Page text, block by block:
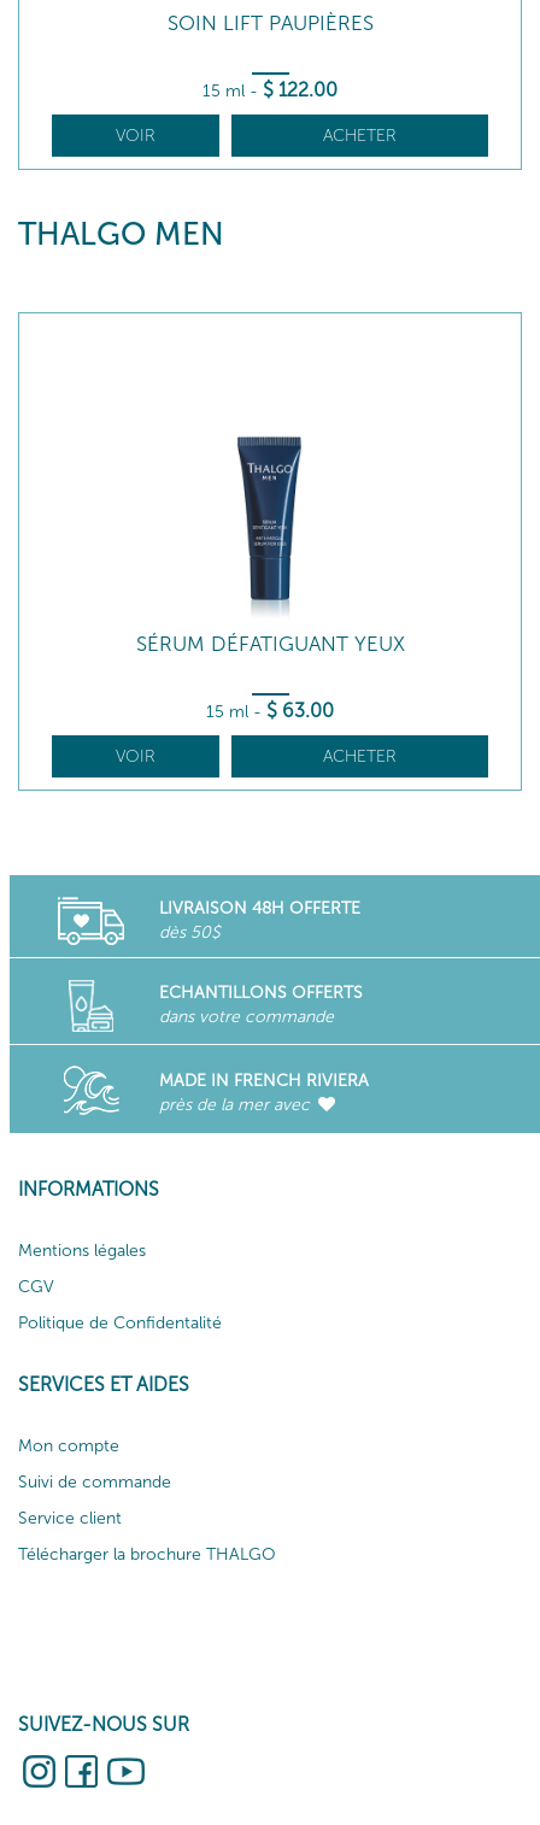
SOIN LIFT PAUPIÈRES
15 ml - $ 122.00
VOIR ACHETER
THALGO MEN
SÉRUM DÉFATIGUANT YEUX
15 ml - $ 63.00
VOIR ACHETER
LIVRAISON 48H OFFERTE
dès 50$
ECHANTILLONS OFFERTS
dans votre commande
MADE IN FRENCH RIVIERA
près de la mer avec
INFORMATIONS
Mentions légales
CGV
Politique de Confidentalité
SERVICES ET AIDES
Mon compte
Suivi de commande
Service client
Télécharger la brochure THALGO
SUIVEZ-NOUS SUR